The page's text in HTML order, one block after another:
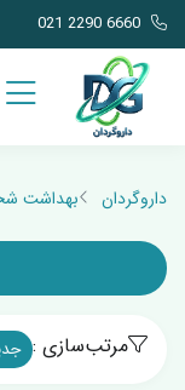
021 2290 6660
داروگردان بهداشت
مرتب‌سازی :